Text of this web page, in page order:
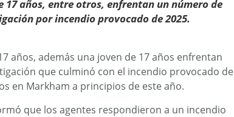
17 años, entre otros, enfrentan un número de
por incendio provocado de 2025.
años, además una joven de 17 años enfrentan
que culminó con el incendio provocado de
en Markham a principios de este año.
que los agentes respondieron a un incendio